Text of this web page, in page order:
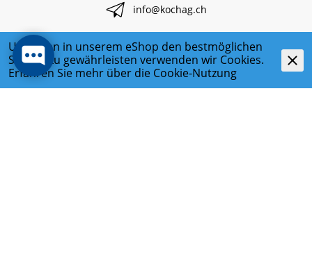
info@kochag.ch
RECHTLICHES
Um Ihnen in unserem eShop den bestmöglichen
Service zu gewährleisten verwenden wir Cookies.
Erfahren Sie mehr über die Cookie-Nutzung